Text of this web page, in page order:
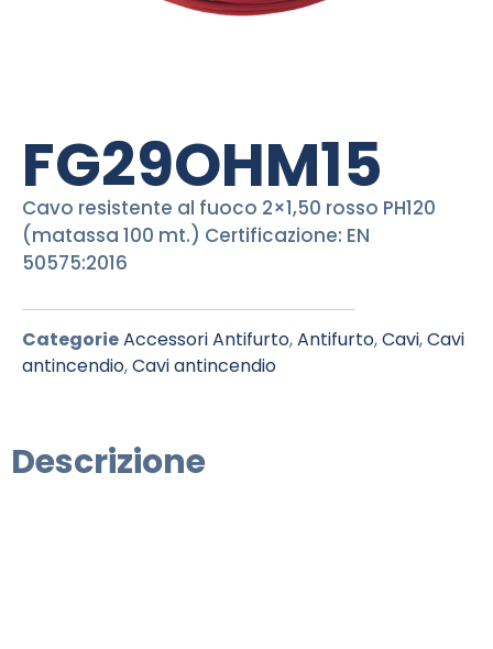
FG29OHM15
Cavo resistente al fuoco 2×1,50 rosso PH120
(matassa 100 mt.) Certificazione: EN
50575:2016
CategorieAccessori Antifurto,Antifurto,Cavi,Cavi
antincendio,Cavi antincendio
Descrizione